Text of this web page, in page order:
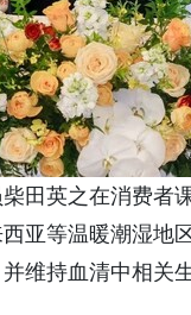
田英之在消费者
亚等温暖潮湿
维持血清中相关